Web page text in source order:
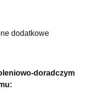
dodatkowe
doradczym